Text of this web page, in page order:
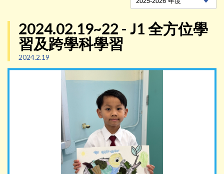
2024.02.19~22 - J1 全方位學
習及跨學科學習
2024.2.19